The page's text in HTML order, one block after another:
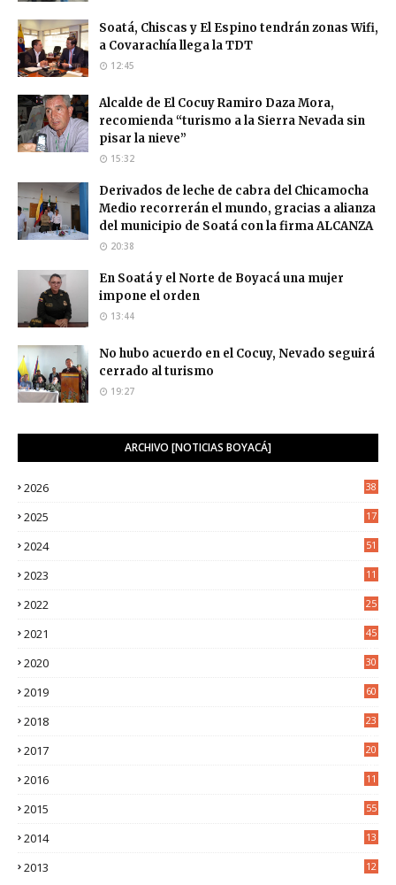
Soatá, Chiscas y El Espino tendrán zonas Wifi,
a Covarachía llega la TDT
12:45
Alcalde de El Cocuy Ramiro Daza Mora,
recomienda “turismo a la Sierra Nevada sin
pisar la nieve”
15:32
Derivados de leche de cabra del Chicamocha
Medio recorrerán el mundo, gracias a alianza
del municipio de Soatá con la firma ALCANZA
20:38
En Soatá y el Norte de Boyacá una mujer
impone el orden
13:44
No hubo acuerdo en el Cocuy, Nevado seguirá
cerrado al turismo
19:27
ARCHIVO [NOTICIAS BOYACÁ]
2026 38
2025
17
2024 51
2023
11
2022
25
2021
45
2020
30
2019 60
2018
23
2017
20
2016
11
2015 55
2014
13
2013
12